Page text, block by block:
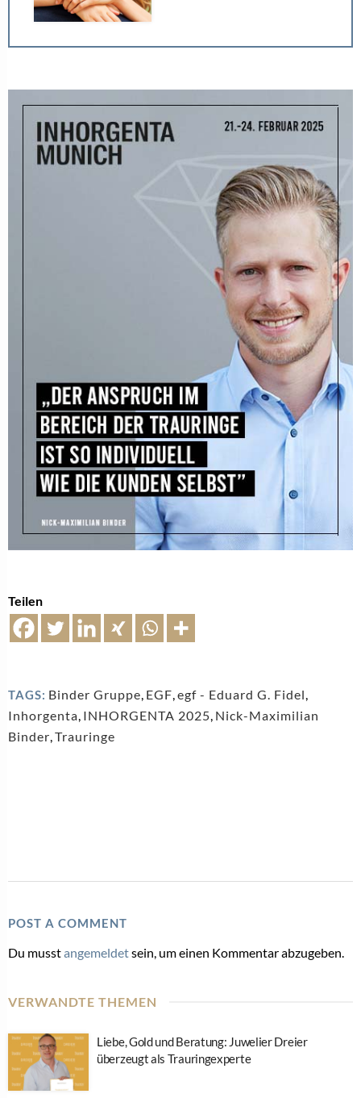
Teilen
TAGS: Binder Gruppe, EGF,egf - Eduard G. Fidel,
Inhorgenta, INHORGENTA 2025, Nick-Maximilian
Binder,Trauringe
POST A COMMENT
Du musstangemeldetsein, um einen Kommentar abzugeben.
VERWANDTE THEMEN
Liebe, Gold und Beratung: Juwelier Dreier
überzeugt als Trauringexperte